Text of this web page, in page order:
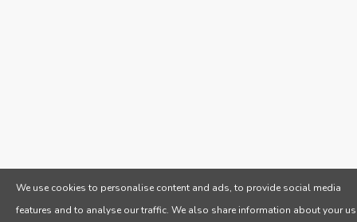
We use cookies to personalise content and ads, to provide social media
features and to analyse our traffic. We also share information about your